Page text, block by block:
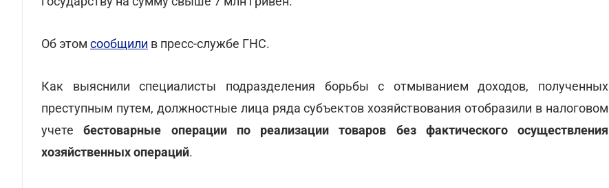
Об этом сообщили в пресс-службе ГНС.
Как выяснили специалисты подразделения борьбы с отмыванием доходов, полученных
преступным путем, должностные лица ряда субъектов хозяйствования отобразили в налоговом
учетебестоварные операции по реализации товаров без фактического осуществления
хозяйственных операций.